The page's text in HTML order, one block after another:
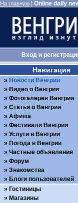
На главную Online daily
Входи
Навигация
Новости Венгрии
Видео о Венгрии
Фотогалерея Венгрии
Статьи о Венгрии
Афиша
Фестивали Венгрии
Услуги в Венгрии
Погода в Венгрии
Частные объявления
Форум
Знакомства
Блоги пользователей
Гостиницы
Магазины